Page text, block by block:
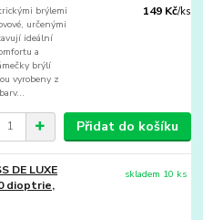
brýlemi
určenými
ideální
a
brýlí
vyrobeny z
149 Kč/ks
Přidat do košíku
DE LUXE
dioptrie,
skladem 10 ks